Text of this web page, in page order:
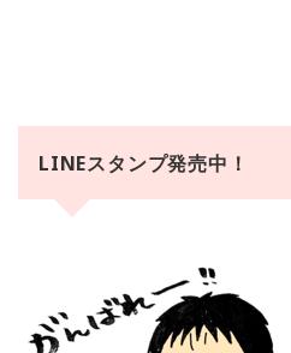
LINEスタンプ発売中！